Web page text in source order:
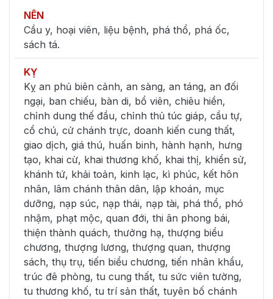
NÊN
Cầu y, hoại viên, liệu bệnh, phá thổ, phá ốc,
sách tá.
KỴ
Kỵ an phủ biên cảnh, an sàng, an táng, an đối
ngại, ban chiếu, bàn di, bổ viên, chiêu hiền,
chỉnh dung thế đầu, chỉnh thủ túc giáp, cầu tự,
cổ chú, cử chánh trực, doanh kiến cung thất,
giao dịch, giá thú, huấn binh, hành hạnh, hưng
tạo, khai cừ, khai thương khố, khai thị, khiển sử,
khánh tứ, khải toản, kinh lạc, kì phúc, kết hôn
nhân, lâm chánh thân dân, lập khoán, mục
dưỡng, nạp súc, nạp thái, nạp tài, phá thổ, phó
nhậm, phạt mộc, quan đới, thi ân phong bái,
thiện thành quách, thưởng hạ, thượng biểu
chương, thượng lương, thượng quan, thượng
sách, thụ trụ, tiến biểu chương, tiến nhân khẩu,
trúc đê phòng, tu cung thất, tu sức viên tường,
tu thương khố, tu trí sản thất, tuyên bố chánh